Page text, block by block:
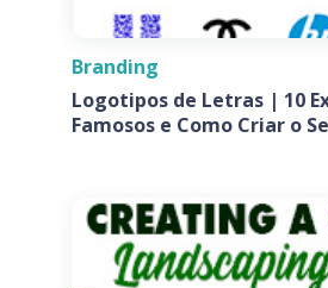
Branding
Logotipos de Letras | 10
Famosos e Como Criar o